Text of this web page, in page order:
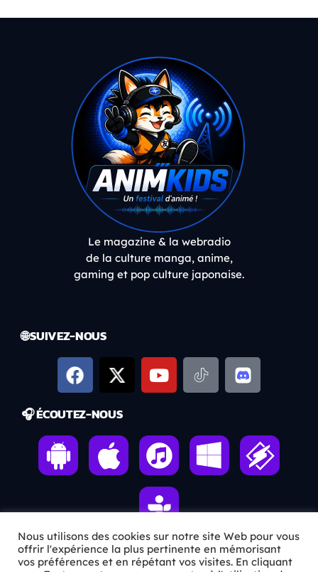
Le magazine & la webradio
de la culture manga, anime,
gaming et pop culture japonaise.
🌐 SUIVEZ-NOUS
🎧 ÉCOUTEZ-NOUS
Nous utilisons des cookies sur notre site Web pour vous
offrir l'expérience la plus pertinente en mémorisant
vos préférences et en répétant vos visites. En cliquant